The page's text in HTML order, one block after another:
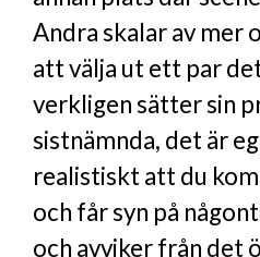
Andra skalar av mer
att välja ut ett par
verkligen sätter sin
sistnämnda, det är
realistiskt att du
och får syn på
och avviker från det